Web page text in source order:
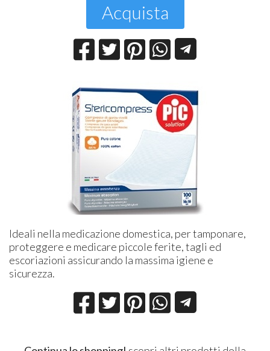
Acquista
Ideali nella medicazione domestica, per tamponare,
proteggere e medicare piccole ferite, tagli ed
escoriazioni assicurando la massima igiene e
sicurezza.